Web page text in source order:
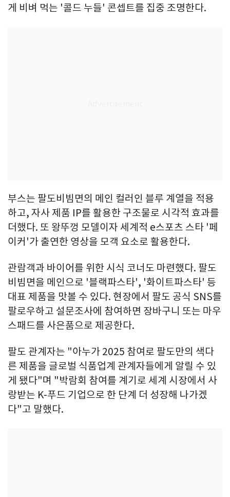
게 비벼 먹는 '콜드 누들' 콘셉트를 집중 조명한다.
부스는 팔도비빔면의 메인 컬러인 블루 계열을 적용
하고, 자사 제품 IP를 활용한 구조물로 시각적 효과를
더했다. 또 왕뚜껑 모델이자 세계적 e스포츠 스타 '페
이커'가 출연한 영상을 모객 요소로 활용한다.
관람객과 바이어를 위한 시식 코너도 마련했다. 팔도
비빔면을 메인으로 '블랙파스타', '화이트파스타' 등
대표 제품을 맛볼 수 있다. 현장에서 팔도 공식 SNS를
팔로우하고 설문조사에 참여하면 장바구니 또는 마우
스패드를 사은품으로 제공한다.
팔도 관계자는 "아누가 2025 참여로 팔도만의 색다
른 제품을 글로벌 식품업계 관계자들에게 알릴 수 있
게 됐다"며 "박람회 참여를 계기로 세계 시장에서 사
랑받는 K-푸드 기업으로 한 단계 더 성장해 나가겠
다"고 말했다.